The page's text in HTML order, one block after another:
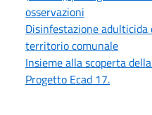
osservazioni
Disinfestazione
territorio comunale
Insieme alla scoperta
Progetto Ecad 17.